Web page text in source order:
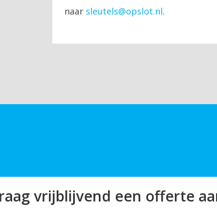
naar sleutels@opslot.nl.
vrijblijvend een offerte